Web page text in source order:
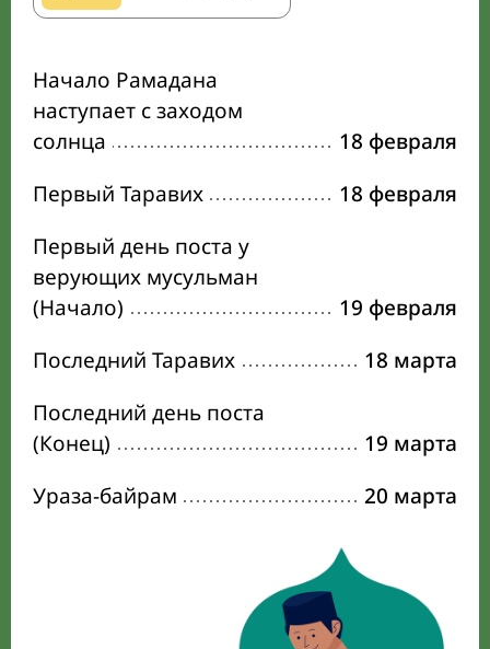
Начало Рамадана
наступает с заходом
солнца
18 февраля
Первый Таравих
18 февраля
Первый день поста у
верующих мусульман
(Начало)
19 февраля
Последний Таравих
18 марта
Последний день поста
(Конец)
19 марта
Ураза-байрам
20 марта